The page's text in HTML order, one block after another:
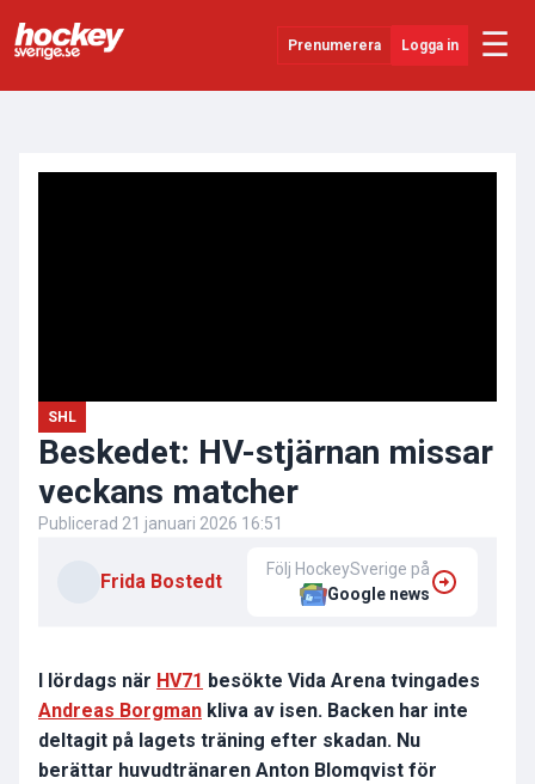
Prenumerera Logga in ☰
SHL
Beskedet: HV-stjärnan missar
veckans matcher
Publicerad 21 januari 2026 16:51
Frida Bostedt
Följ HockeySverige på
Google news
I lördags när HV71 besökte Vida Arena tvingades
Andreas Borgman kliva av isen. Backen har inte
deltagit på lagets träning efter skadan. Nu
berättar huvudtränaren Anton Blomqvist för